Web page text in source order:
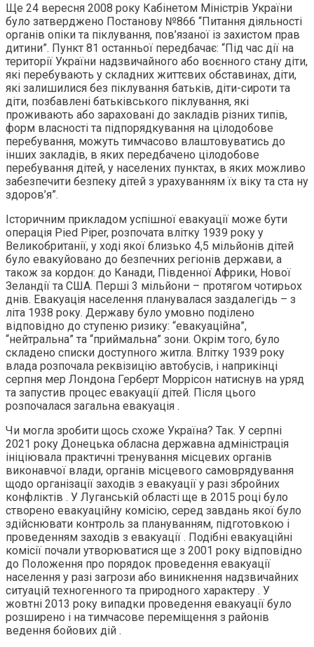
Ще 24 вересня 2008 року Кабінетом Міністрів України
було затверджено Постанову №866 “Питання діяльності
органів опіки та піклування, пов’язаної із захистом прав
дитини”. Пункт 81 останньої передбачає: “Під час дії на
території України надзвичайного або воєнного стану діти,
які перебувають у складних життєвих обставинах, діти,
які залишилися без піклування батьків, діти-сироти та
діти, позбавлені батьківського піклування, які
проживають або зараховані до закладів різних типів,
форм власності та підпорядкування на цілодобове
перебування, можуть тимчасово влаштовуватись до
інших закладів, в яких передбачено цілодобове
перебування дітей, у населених пунктах, в яких можливо
забезпечити безпеку дітей з урахуванням їх віку та ста ну
здоров’я”.
Історичним прикладом успішної евакуації може бути
операція Pied Piper, розпочата влітку 1939 року у
Великобританії, у ході якої близько 4,5 мільйонів дітей
було евакуйовано до безпечних регіонів держави, а
також за кордон: до Канади, Південної Африки, Нової
Зеландії та США. Перші 3 мільйони – протягом чотирьох
днів. Евакуація населення планувалася заздалегідь – з
літа 1938 року. Державу було умовно поділено
відповідно до ступеню ризику: “евакуаційна”,
“нейтральна” та “приймальна” зони. Окрім того, було
складено списки доступного житла. Влітку 1939 року
влада розпочала реквізицію автобусів, і наприкінці
серпня мер Лондона Герберт Моррісон натиснув на уряд
та запустив процес евакуації дітей. Після цього
розпочалася загальна евакуація .
Чи могла зробити щось схоже Україна? Так. У серпні
2021 року Донецька обласна державна адміністрація
ініціювала практичні тренування місцевих органів
виконавчої влади, органів місцевого самоврядування
щодо організації заходів з евакуації у разі збройних
конфліктів . У Луганській області ще в 2015 році було
створено евакуаційну комісію, серед завдань якої було
здійснювати контроль за плануванням, підготовкою і
проведенням заходів з евакуації . Подібні евакуаційні
комісії почали утворюватися ще з 2001 року відповідно
до Положення про порядок проведення евакуації
населення у разі загрози або виникнення надзвичайних
ситуацій техногенного та природного характеру . У
жовтні 2013 року випадки проведення евакуації було
розширено і на тимчасове переміщення з районів
ведення бойових дій .